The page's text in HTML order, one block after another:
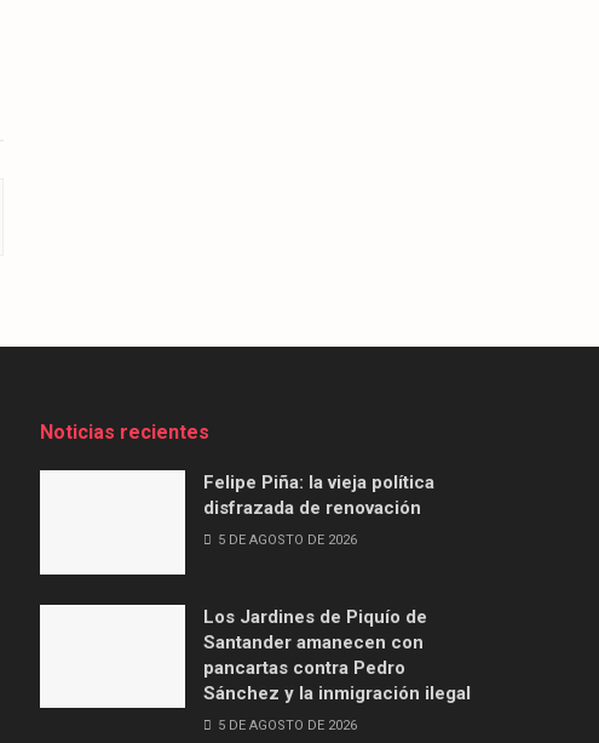
Noticias recientes
Felipe Piña: la vieja política
disfrazada de renovación
5 DE AGOSTO DE 2026
Los Jardines de Piquío de
Santander amanecen con
pancartas contra Pedro
Sánchez y la inmigración ilegal
5 DE AGOSTO DE 2026